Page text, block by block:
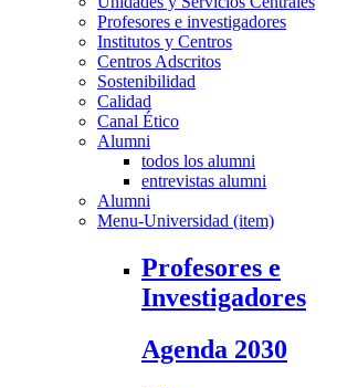
Profesores e investigadores
Institutos y Centros
Centros Adscritos
Sostenibilidad
Calidad
Canal Ético
Alumni
todos los alumni
entrevistas alumni
Alumni
Menu-Universidad (item)
Profesores e
Investigadores
Agenda 2030